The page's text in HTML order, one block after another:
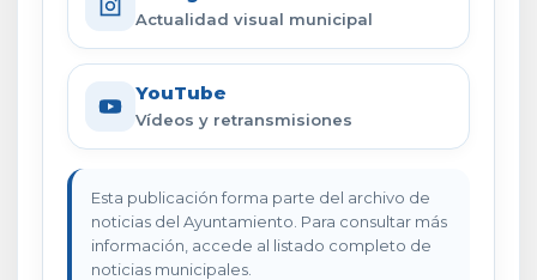
Actualidad visual municipal
YouTube
Vídeos y retransmisiones
Esta publicación forma parte del archivo de
noticias del Ayuntamiento. Para consultar más
información, accede al listado completo de
noticias municipales.